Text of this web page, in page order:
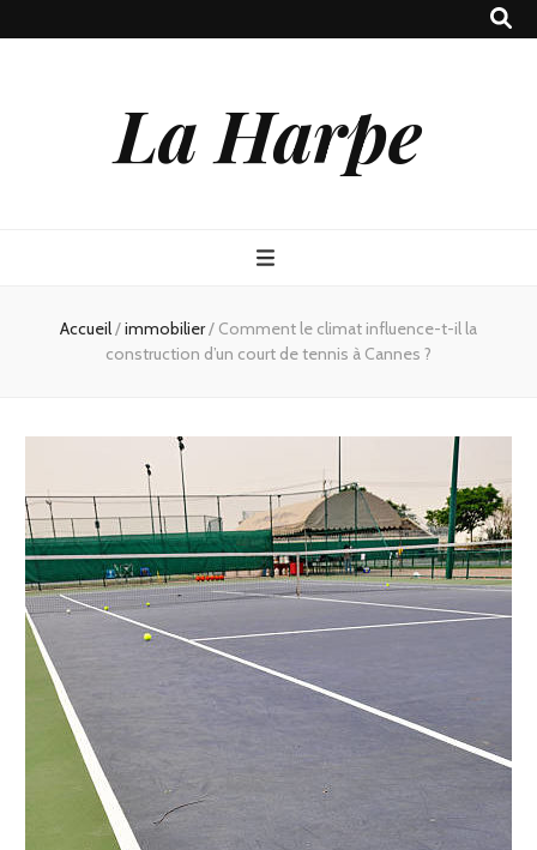
La Harpe
Accueil/immobilier/ Comment le climat influence-t-il la
construction d’un court de tennis à Cannes ?